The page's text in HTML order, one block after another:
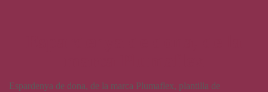
Espardenya de dona, de la marca Plumaflex, plantilla de